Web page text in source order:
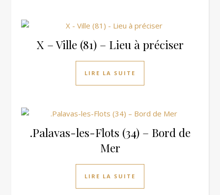
X – Ville (81) – Lieu à préciser
LIRE LA SUITE
.Palavas-les-Flots (34) – Bord de
Mer
LIRE LA SUITE